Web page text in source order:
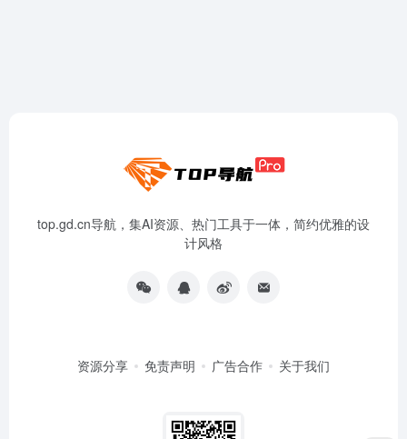
top.gd.cn导航，集AI资源、热门工具于一体，简约优雅的设
计风格
资源分享 免责声明 广告合作 关于我们